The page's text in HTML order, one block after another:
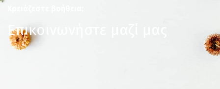
Επικοινωνήστε μαζί μας